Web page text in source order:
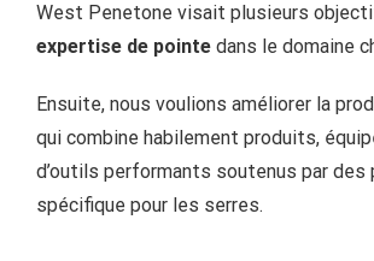
West Penetone visait plusieurs
expertise de pointe dans le domaine
Ensuite, nous voulions améliorer la
qui combine habilement produits,
d’outils performants soutenus par
spécifique pour les serres.